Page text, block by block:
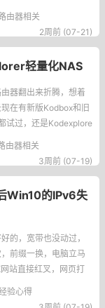
硬件底子好了，心思
功能，毕竟不能浪费
由器相关
2周前 (07-21)
轻量化NAS
器翻出来折腾，想着
在有新版Kodbox和旧
试过，还是Kodexplore
能是多了，但跑在路由
觉拖不动，点个文件
由器相关
3周前 (07-19)
Win10的IPv6失
的，宽带也没动过，
前缀一换，电脑立马
站直接红叉，网页打
命令行一看，好家伙，
，一个是旧前缀的老
验心得